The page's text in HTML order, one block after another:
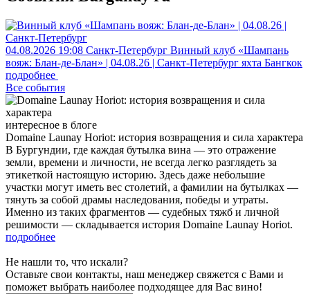
04.08.2026 19:08 Санкт-Петербург Винный клуб «Шампань
вояж: Блан-де-Блан» | 04.08.26 | Санкт-Петербург яхта Бангкок
подробнее
Все события
интересное в блоге
Domaine Launay Horiot: история возвращения и сила характера
В Бургундии, где каждая бутылка вина — это отражение
земли, времени и личности, не всегда легко разглядеть за
этикеткой настоящую историю. Здесь даже небольшие
участки могут иметь вес столетий, а фамилии на бутылках —
тянуть за собой драмы наследования, победы и утраты.
Именно из таких фрагментов — судебных тяжб и личной
решимости — складывается история Domaine Launay Horiot.
подробнее
Не нашли то, что искали?
Оставьте свои контакты, наш менеджер свяжется с Вами и
поможет выбрать наиболее подходящее для Вас вино!